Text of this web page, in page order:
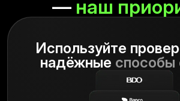
— наш
Используйте
надёжные способы